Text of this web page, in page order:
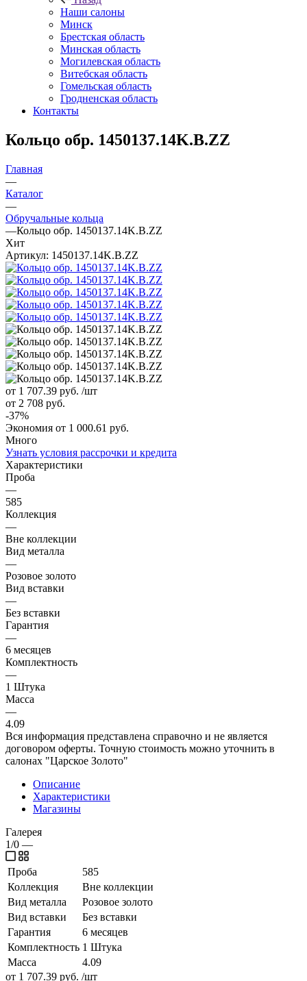
Наши салоны
Минск
Брестская область
Минская область
Могилевская область
Витебская область
Гомельская область
Гродненская область
Контакты
Кольцо обр. 1450137.14K.B.ZZ
Главная
—
Каталог
—
Обручальные кольца
—Кольцо обр. 1450137.14K.B.ZZ
Хит
Артикул: 1450137.14K.B.ZZ
от 1 707.39 руб. /шт
от 2 708 руб.
-37%
Экономия от 1 000.61 руб.
Много
Узнать условия рассрочки и кредита
Характеристики
Проба
—
585
Коллекция
—
Вне коллекции
Вид металла
—
Розовое золото
Вид вставки
—
Без вставки
Гарантия
—
6 месяцев
Комплектность
—
1 Штука
Масса
—
4.09
Вся информация представлена справочно и не является
договором оферты. Точную стоимость можно уточнить в
салонах "Царское Золото"
Описание
Характеристики
Магазины
Галерея
1/0 —
Проба
585
Коллекция
Вне коллекции
Вид металла
Розовое золото
Вид вставки
Без вставки
Гарантия
6 месяцев
Комплектность 1 Штука
Масса
4.09
от 1 707.39 руб. /шт